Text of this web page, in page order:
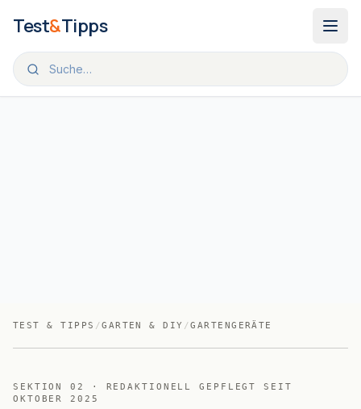
Test&Tipps
TEST & TIPPS /GARTEN & DIY /GARTENGERÄTE
SEKTION02
· REDAKTIONELL GEPFLEGT SEIT
OKTOBER 2025